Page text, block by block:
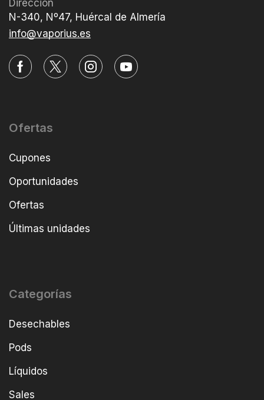
Dirección
N-340, Nº47, Huércal de Almería
info@vaporius.es
Ofertas
Cupones
Oportunidades
Ofertas
Últimas unidades
Categorías
Desechables
Pods
Líquidos
Sales